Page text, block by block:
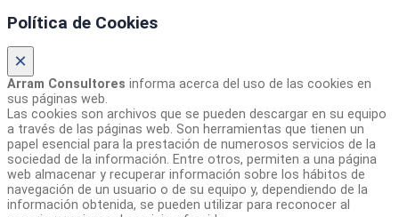
Política de Cookies
×
Arram Consultores informa acerca del uso de las cookies en
sus páginas web.
Las cookies son archivos que se pueden descargar en su equipo
a través de las páginas web. Son herramientas que tienen un
papel esencial para la prestación de numerosos servicios de la
sociedad de la información. Entre otros, permiten a una página
web almacenar y recuperar información sobre los hábitos de
navegación de un usuario o de su equipo y, dependiendo de la
información obtenida, se pueden utilizar para reconocer al